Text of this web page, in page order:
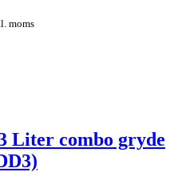
moms
Liter combo gryde